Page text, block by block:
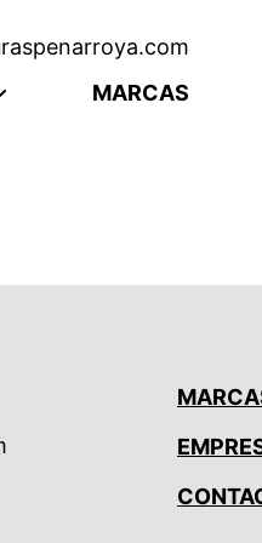
MARCAS